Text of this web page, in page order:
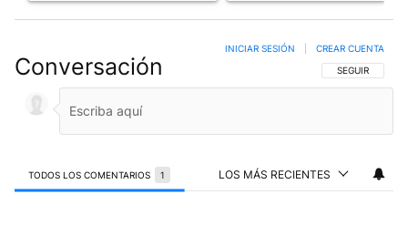
Conversación SIGA ESTA
SEGUIR
INICIAR SESIÓN CREAR CUENTA
TODOS LOS COMENTARIOS 1 LOS MÁS RECIENTES